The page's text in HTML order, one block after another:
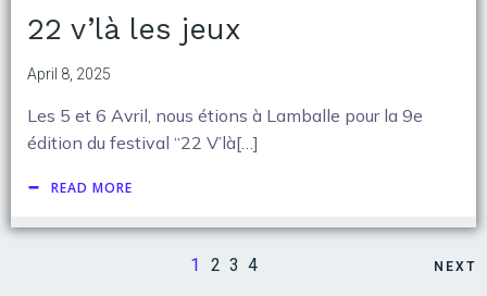
22 v’là les jeux
April 8, 2025
Les 5 et 6 Avril, nous étions à Lamballe pour la 9e
édition du festival “22 V’là[…]
READ MORE
1 2 3 4 NEXT